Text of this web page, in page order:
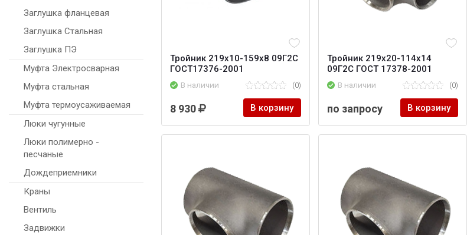
Заглушка фланцевая
Заглушка Стальная
Заглушка ПЭ
Муфта Электросварная
Муфта стальная
Муфта термоусаживаемая
Люки чугунные
Люки полимерно -
песчаные
Дождеприемники
Краны
Вентиль
Задвижки
Тройник 219х10-159х8 09Г2С
ГОСТ17376-2001
В наличии (0)
8 930 В корзину
Тройник 219х20-114х14
09Г2С ГОСТ 17378-2001
В наличии (0)
по запросу В корзину